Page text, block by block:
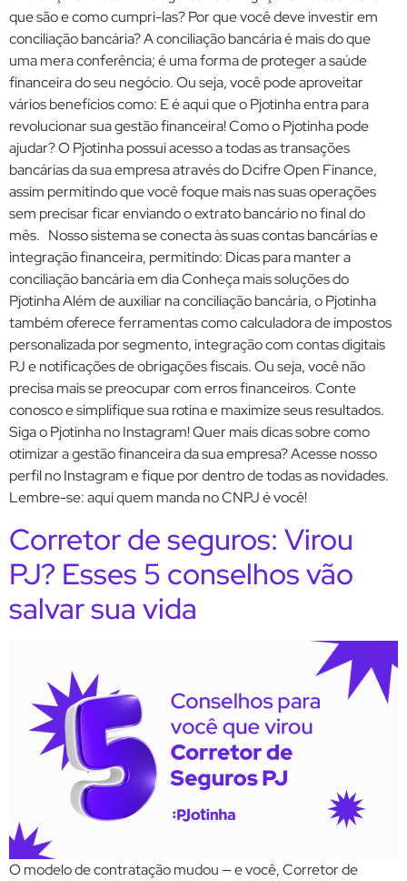
que são e como cumpri-las? Por que você deve investir em
conciliação bancária? A conciliação bancária é mais do que
uma mera conferência; é uma forma de proteger a saúde
financeira do seu negócio. Ou seja, você pode aproveitar
vários benefícios como: E é aqui que o Pjotinha entra para
revolucionar sua gestão financeira! Como o Pjotinha pode
ajudar? O Pjotinha possui acesso a todas as transações
bancárias da sua empresa através do Dcifre Open Finance,
assim permitindo que você foque mais nas suas operações
sem precisar ficar enviando o extrato bancário no final do
mês. Nosso sistema se conecta às suas contas bancárias e
integração financeira, permitindo: Dicas para manter a
conciliação bancária em dia Conheça mais soluções do
Pjotinha Além de auxiliar na conciliação bancária, o Pjotinha
também oferece ferramentas como calculadora de impostos
personalizada por segmento, integração com contas digitais
PJ e notificações de obrigações fiscais. Ou seja, você não
precisa mais se preocupar com erros financeiros. Conte
conosco e simplifique sua rotina e maximize seus resultados.
Siga o Pjotinha no Instagram! Quer mais dicas sobre como
otimizar a gestão financeira da sua empresa? Acesse nosso
perfil no Instagram e fique por dentro de todas as novidades.
Lembre-se: aqui quem manda no CNPJ é você!
Corretor de seguros: Virou
PJ? Esses 5 conselhos vão
salvar sua vida
O modelo de contratação mudou — e você, Corretor de